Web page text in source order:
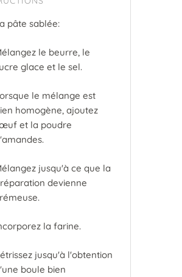
pâte sablée:
le beurre, le
glace et le sel.
le mélange est
homogène, ajoutez
et la poudre
jusqu'à ce que la
devienne
la farine.
jusqu'à l'obtention
boule bien